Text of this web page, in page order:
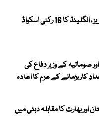
پاکستان کیخلاف ٹیسٹ سیریز ، انگلینڈ کا 16 رکنی اسکواڈ
صومالیہ کے وزیر دفاع کی
کار بڑھانے کے عزم کا اعادہ
کپ 2026، پاکستان اور بھارت کا مقابلہ دبئی میں